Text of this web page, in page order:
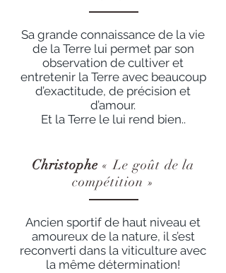
Sa grande connaissance de la vie
de la Terre lui permet par son
observation de cultiver et
entretenir la Terre avec beaucoup
d’exactitude, de précision et
d’amour.
Et la Terre le lui rend bien..
Christophe« Le goût de la
compétition »
Ancien sportif de haut niveau et
amoureux de la nature, il s’est
reconverti dans la viticulture avec
la même détermination!